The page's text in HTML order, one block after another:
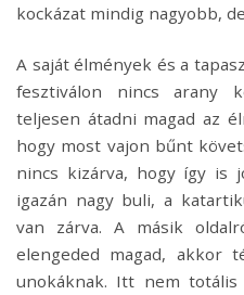
kockázat mindig nagyobb,
A saját élmények és a
fesztiválon nincs arany
teljesen átadni magad az
hogy most vajon bűnt
nincs kizárva, hogy így is
igazán nagy buli, a
van zárva. A másik
elengeded magad, akkor
unokáknak. Itt nem